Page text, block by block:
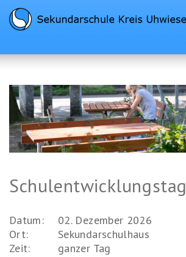
Startseite
Direkt
zur
Direkt
zum
Kontakt
(Accesskey
Sitemap
(Accesskey
Suche
(Accesskey
Schulentwicklungstag
Datum:
02. Dezember 2026
Ort:
Sekundarschulhaus
Zeit:
ganzer Tag